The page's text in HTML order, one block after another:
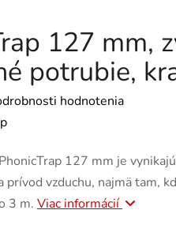
127 mm,
potrubie,
produktu je 0,0 z 5
hodnotenia
127 mm je
prívod vzduchu, najmä tam,
3 m. Viac informácií